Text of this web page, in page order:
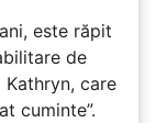
este răpit
de
care
cuminte”.